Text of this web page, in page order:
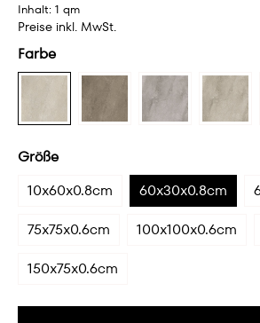
Inhalt: 1 qm
Preise inkl. MwSt.
Farbe
Größe
10x60x0.8cm
60x30x0.8cm
75x75x0.6cm
100x100x0.6cm
150x75x0.6cm